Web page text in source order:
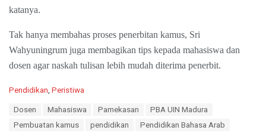
katanya.
Tak hanya membahas proses penerbitan kamus, Sri
Wahyuningrum juga membagikan tips kepada mahasiswa dan
dosen agar naskah tulisan lebih mudah diterima penerbit.
C
Pendidikan Peristiwa
Dosen Mahasiswa Pamekasan
PBA UIN Madura
Pembuatan kamus
pendidikan Pendidikan Bahasa Arab